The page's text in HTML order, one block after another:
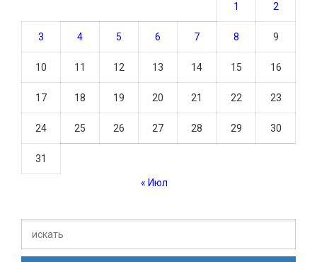
1 2
3 4 5 6 7 8 9
10 11 12 13 14 15 16
17 18 19 20 21 22 23
24 25 26 27 28 29 30
31
« Июл